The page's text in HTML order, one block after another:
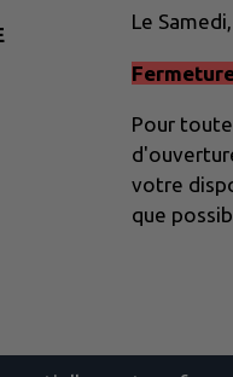
Le
Pour
votre
que